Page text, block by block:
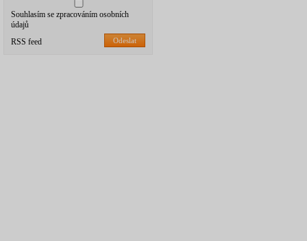
Souhlasím se zpracováním osobních
údajů
Odeslat
RSS feed